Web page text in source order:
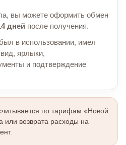
вы можете оформить обмен
дней после получения.
в использовании, имел
ярлыки,
и подтверждение
по тарифам «Новой
или возврата расходы на